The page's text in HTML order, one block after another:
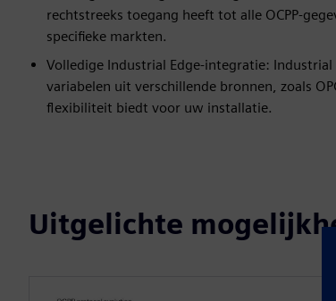
rechtstreeks toegang heeft tot alle OCPP-
specifieke markten.
Volledige Industrial Edge-integratie: Industrial
variabelen uit verschillende bronnen, zoals
flexibiliteit biedt voor uw installatie.
Uitgelichte